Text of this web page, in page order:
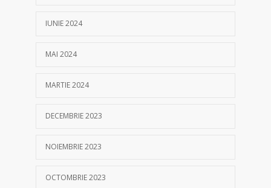
IUNIE 2024
MAI 2024
MARTIE 2024
DECEMBRIE 2023
NOIEMBRIE 2023
OCTOMBRIE 2023